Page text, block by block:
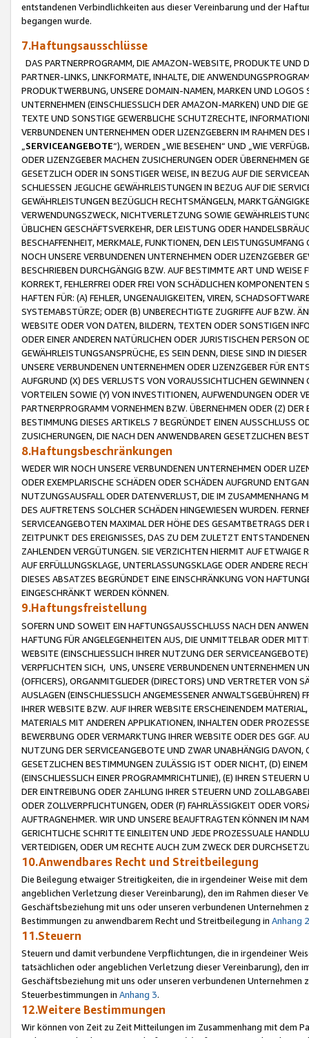
entstandenen Verbindlichkeiten aus dieser Vereinbarung und der
begangen wurde.
7.Haftungsausschlüsse
DAS PARTNERPROGRAMM, DIE AMAZON-WEBSITE, PRODUKTE UND
PARTNER-LINKS, LINKFORMATE, INHALTE, DIE
PRODUKTWERBUNG, UNSERE DOMAIN-NAMEN, MARKEN UND
UNTERNEHMEN (EINSCHLIESSLICH DER AMAZON-MARKEN) UND DIE
TEXTE UND SONSTIGE GEWERBLICHE SCHUTZRECHTE,
VERBUNDENEN UNTERNEHMEN ODER LIZENZGEBERN IM RAHMEN
SERVICEANGEBOTE“), WERDEN „WIE BESEHEN“ UND „WIE
ODER LIZENZGEBER MACHEN ZUSICHERUNGEN ODER ÜBERNEHMEN
GESETZLICH ODER IN SONSTIGER WEISE, IN BEZUG AUF DIE
SCHLIESSEN JEGLICHE GEWÄHRLEISTUNGEN IN BEZUG AUF DIE
GEWÄHRLEISTUNGEN BEZÜGLICH RECHTSMÄNGELN,
VERWENDUNGSZWECK, NICHTVERLETZUNG SOWIE
ÜBLICHEN GESCHÄFTSVERKEHR, DER LEISTUNG ODER
BESCHAFFENHEIT, MERKMALE, FUNKTIONEN, DEN
NOCH UNSERE VERBUNDENEN UNTERNEHMEN ODER LIZENZGEBER
BESCHRIEBEN DURCHGÄNGIG BZW. AUF BESTIMMTE ART UND
KORREKT, FEHLERFREI ODER FREI VON SCHÄDLICHEN
HAFTEN FÜR: (A) FEHLER, UNGENAUIGKEITEN, VIREN,
SYSTEMABSTÜRZE; ODER (B) UNBERECHTIGTE ZUGRIFFE AUF BZW.
WEBSITE ODER VON DATEN, BILDERN, TEXTEN ODER SONSTIGEN
ODER EINER ANDEREN NATÜRLICHEN ODER JURISTISCHEN PERSON
GEWÄHRLEISTUNGSANSPRÜCHE, ES SEIN DENN, DIESE SIND IN
UNSERE VERBUNDENEN UNTERNEHMEN ODER LIZENZGEBER FÜR
AUFGRUND (X) DES VERLUSTS VON VORAUSSICHTLICHEN
VORTEILEN SOWIE (Y) VON INVESTITIONEN, AUFWENDUNGEN ODER
PARTNERPROGRAMM VORNEHMEN BZW. ÜBERNEHMEN ODER (Z)
BESTIMMUNG DIESES ARTIKELS 7 BEGRÜNDET EINEN AUSSCHLUSS
ZUSICHERUNGEN, DIE NACH DEN ANWENDBAREN GESETZLICHEN
8.Haftungsbeschränkungen
WEDER WIR NOCH UNSERE VERBUNDENEN UNTERNEHMEN ODER
ODER EXEMPLARISCHE SCHÄDEN ODER SCHÄDEN AUFGRUND
NUTZUNGSAUSFALL ODER DATENVERLUST, DIE IM ZUSAMMENHANG
DES AUFTRETENS SOLCHER SCHÄDEN HINGEWIESEN WURDEN.
SERVICEANGEBOTEN MAXIMAL DER HÖHE DES GESAMTBETRAGS
ZEITPUNKT DES EREIGNISSES, DAS ZU DEM ZULETZT
ZAHLENDEN VERGÜTUNGEN. SIE VERZICHTEN HIERMIT AUF
AUF ERFÜLLUNGSKLAGE, UNTERLASSUNGSKLAGE ODER ANDERE
DIESES ABSATZES BEGRÜNDET EINE EINSCHRÄNKUNG VON
EINGESCHRÄNKT WERDEN KÖNNEN.
9.Haftungsfreistellung
SOFERN UND SOWEIT EIN HAFTUNGSAUSSCHLUSS NACH DEN
HAFTUNG FÜR ANGELEGENHEITEN AUS, DIE UNMITTELBAR ODER
WEBSITE (EINSCHLIESSLICH IHRER NUTZUNG DER
VERPFLICHTEN SICH, UNS, UNSERE VERBUNDENEN UNTERNEHMEN
(OFFICERS), ORGANMITGLIEDER (DIRECTORS) UND VERTRETER VON
AUSLAGEN (EINSCHLIESSLICH ANGEMESSENER
IHRER WEBSITE BZW. AUF IHRER WEBSITE ERSCHEINENDEM
MATERIALS MIT ANDEREN APPLIKATIONEN, INHALTEN ODER
BEWERBUNG ODER VERMARKTUNG IHRER WEBSITE ODER DES GGF.
NUTZUNG DER SERVICEANGEBOTE UND ZWAR UNABHÄNGIG
GESETZLICHEN BESTIMMUNGEN ZULÄSSIG IST ODER NICHT, (D)
(EINSCHLIESSLICH EINER PROGRAMMRICHTLINIE), (E) IHREN
DER EINTREIBUNG ODER ZAHLUNG IHRER STEUERN UND
ODER ZOLLVERPFLICHTUNGEN, ODER (F) FAHRLÄSSIGKEIT ODER
AUFTRAGNEHMER. WIR UND UNSERE BEAUFTRAGTEN KÖNNEN IM
GERICHTLICHE SCHRITTE EINLEITEN UND JEDE PROZESSUALE
VERTEIDIGEN, ODER UM RECHTE AUCH ZUM ZWECK DER
10.Anwendbares Recht und Streitbeilegung
Die Beilegung etwaiger Streitigkeiten, die in irgendeiner Weise mit
angeblichen Verletzung dieser Vereinbarung), den im Rahmen dieser
Geschäftsbeziehung mit uns oder unseren verbundenen
Bestimmungen zu anwendbarem Recht und Streitbeilegung in Anhang 2
11.Steuern
Steuern und damit verbundene Verpflichtungen, die in irgendeiner
tatsächlichen oder angeblichen Verletzung dieser Vereinbarung), den
Geschäftsbeziehung mit uns oder unseren verbundenen
Steuerbestimmungen in Anhang 3.
12.Weitere Bestimmungen
Wir können von Zeit zu Zeit Mitteilungen im Zusammenhang mit dem